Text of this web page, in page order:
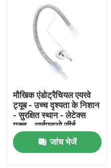
उत्पाद
वीआर दिखाएँ
फैक्टरी यात्रा
गुणवत्ता नियंत्रण
मौखिक एंडोट्रैचियल एयरवे
ट्यूब - उच्च दृश्यता के निशान
- सुरक्षित स्थान - लेटेक्स
मुक्त - आईएसओ सीई
प्रमाणन
जांच भेजें